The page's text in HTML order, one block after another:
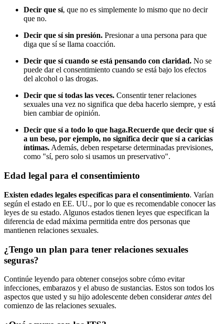
Decir que sí, que no es simplemente lo mismo que no decir
que no.
Decir que sí sin presión. Presionar a una persona para que
diga que sí se llama coacción.
Decir que sí cuando se está pensando con claridad. No se
puede dar el consentimiento cuando se está bajo los efectos
del alcohol o las drogas.
Decir que sí todas las veces. Consentir tener relaciones
sexuales una vez no significa que deba hacerlo siempre, y está
bien cambiar de opinión.
Decir que sí a todo lo que haga.Recuerde que decir que sí
a un beso, por ejemplo, no significa decir que sí a caricias
íntimas. Además, deben respetarse determinadas previsiones,
como "sí, pero solo si usamos un preservativo".
Edad legal para el consentimiento
Existen edades legales específicas para el consentimiento. Varían
según el estado en EE. UU., por lo que es recomendable conocer las
leyes de su estado. Algunos estados tienen leyes que especifican la
diferencia de edad máxima permitida entre dos personas que
mantienen relaciones sexuales.
¿Tengo un plan para tener relaciones sexuales
seguras?
Continúe leyendo para obtener consejos sobre cómo evitar
infecciones, embarazos y el abuso de sustancias. Estos son todos los
aspectos que usted y su hijo adolescente deben considerarantes del
comienzo de las relaciones sexuales.